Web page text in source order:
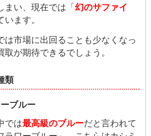
まい、現在では「 幻のサファイ
います。
は市場に出回ることも少なくなっ
取が期待できるでしょう。
類
ブルー
では最高級のブルーだと言われて